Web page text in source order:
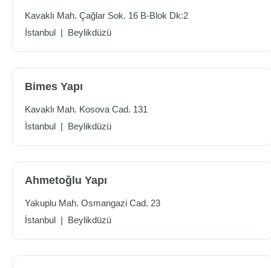
Kavaklı Mah. Çağlar Sok. 16 B-Blok Dk:2
İstanbul | Beylikdüzü
Bimes Yapı
Kavaklı Mah. Kosova Cad. 131
İstanbul | Beylikdüzü
Ahmetoğlu Yapı
Yakuplu Mah. Osmangazi Cad. 23
İstanbul | Beylikdüzü